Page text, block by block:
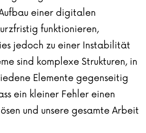
einer digitalen
funktionieren,
jedoch zu einer Instabilität
sind komplexe Strukturen, in
Elemente gegenseitig
ein kleiner Fehler einen
und unsere gesamte Arbeit